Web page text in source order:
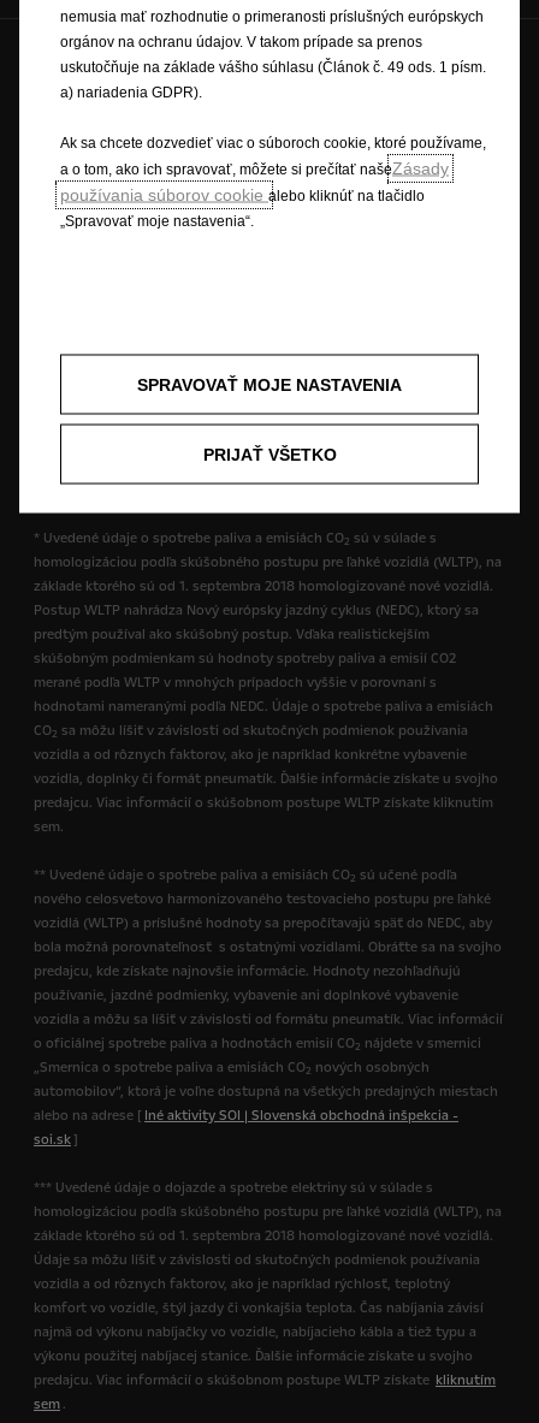
Budúcnosť patrí všetkým © Opel 2026
Ochranné známky a práva
Recyklovanie
Opel worldwide
Prehlásenie o zhode
Nastavenia cookies
vybavenie je k dispozícii za príplatok. Dostupnosť, technické parametre a
vybavenie našich vozidiel sa môžu líšiť alebo môžu byť v ponuke len v
niektorých krajinách alebo len za príplatok. Ak máte záujem o presné
informácie o vybavení našich vozidiel, obráťte sa na miestneho partnera
značky Opel.
* Uvedené údaje o spotrebe paliva a emisiách CO2 sú v súlade s
homologizáciou podľa skúšobného postupu pre ľahké vozidlá (WLTP), na
základe ktorého sú od 1. septembra 2018 homologizované nové vozidlá.
Postup WLTP nahrádza Nový európsky jazdný cyklus (NEDC), ktorý sa
predtým používal ako skúšobný postup. Vďaka realistickejším
skúšobným podmienkam sú hodnoty spotreby paliva a emisií CO2
merané podľa WLTP v mnohých prípadoch vyššie v porovnaní s
hodnotami nameranými podľa NEDC. Údaje o spotrebe paliva a emisiách
CO2 sa môžu líšiť v závislosti od skutočných podmienok používania
vozidla a od rôznych faktorov, ako je napríklad konkrétne vybavenie
vozidla, doplnky či formát pneumatík. Ďalšie informácie získate u svojho
predajcu. Viac informácií o skúšobnom postupe WLTP získate kliknutím
sem.
** Uvedené údaje o spotrebe paliva a emisiách CO2 sú učené podľa
nového celosvetovo harmonizovaného testovacieho postupu pre ľahké
vozidlá (WLTP) a príslušné hodnoty sa prepočítavajú späť do NEDC, aby
bola možná porovnateľnosť s ostatnými vozidlami. Obráťte sa na svojho
predajcu, kde získate najnovšie informácie. Hodnoty nezohľadňujú
používanie, jazdné podmienky, vybavenie ani doplnkové vybavenie
vozidla a môžu sa líšiť v závislosti od formátu pneumatík. Viac informácií
o oficiálnej spotrebe paliva a hodnotách emisií CO2 nájdete v smernici
„Smernica o spotrebe paliva a emisiách CO2 nových osobných
automobilov“, ktorá je voľne dostupná na všetkých predajných miestach
alebo na adrese [ Iné aktivity SOI | Slovenská obchodná inšpekcia -
soi.sk]
*** Uvedené údaje o dojazde a spotrebe elektriny sú v súlade s
homologizáciou podľa skúšobného postupu pre ľahké vozidlá (WLTP), na
základe ktorého sú od 1. septembra 2018 homologizované nové vozidlá.
Údaje sa môžu líšiť v závislosti od skutočných podmienok používania
vozidla a od rôznych faktorov, ako je napríklad rýchlosť, teplotný
komfort vo vozidle, štýl jazdy či vonkajšia teplota. Čas nabíjania závisí
najmä od výkonu nabíjačky vo vozidle, nabíjacieho kábla a tiež typu a
výkonu použitej nabíjacej stanice. Ďalšie informácie získate u svojho
predajcu. Viac informácií o skúšobnom postupe WLTP získate kliknutím
sem .
nemusia mať rozhodnutie o primeranosti príslušných európskych
orgánov na ochranu údajov. V takom prípade sa prenos
uskutočňuje na základe vášho súhlasu (Článok č. 49 ods. 1 písm.
a) nariadenia GDPR).
Ak sa chcete dozvedieť viac o súboroch cookie, ktoré používame,
a o tom, ako ich spravovať, môžete si prečítať našeZásady
používania súborov cookie alebo kliknúť na tlačidlo
„Spravovať moje nastavenia“.
SPRAVOVAŤ MOJE NASTAVENIA
PRIJAŤ VŠETKO